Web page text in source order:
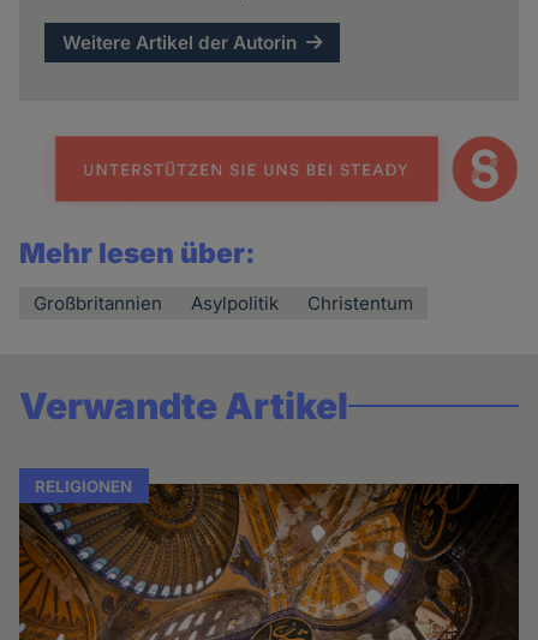
Weitere Artikel der Autorin
Mehr lesen über:
Großbritannien Asylpolitik Christentum
Verwandte Artikel
RELIGIONEN